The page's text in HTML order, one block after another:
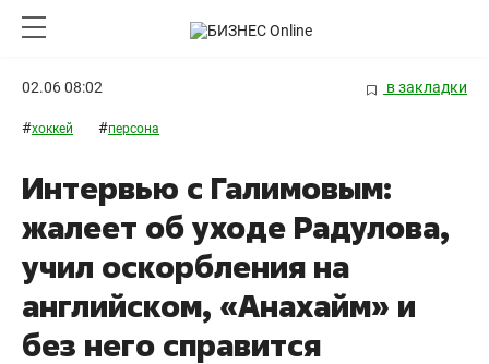
02.06 08:02 в закладки
#хоккей #персона
Интервью с Галимовым:
жалеет об уходе Радулова,
учил оскорбления на
английском, «Анахайм» и
без него справится